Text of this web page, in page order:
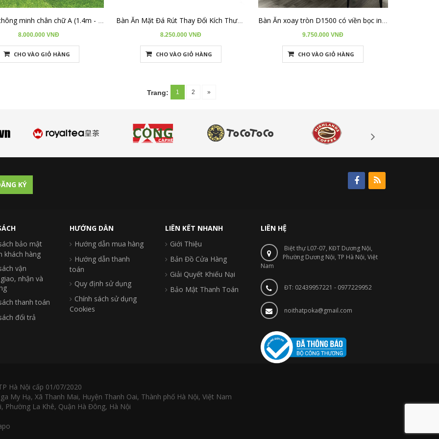
Bàn ăn thông minh chân chữ A (1.4m - 2m)BA-R1420-06
8.000.000 VNĐ
CHO VÀO GIỎ HÀNG
Bàn Ăn Mặt Đá Rút Thay Đổi Kích Thước Từ 1m4 đến 1m8 BA-R1418-05
8.250.000 VNĐ
CHO VÀO GIỎ HÀNG
Bàn Ăn xoay tròn D1500 có viền bọc inox BAD150-04
9.750.000 VNĐ
CHO VÀO GIỎ HÀNG
Trang: 1 2 »
KÝ
bảo mật
khách hàng
vận
nhận và
thanh toán
đổi trả
HƯỚNG DẪN
Hướng dẫn mua hàng
Hướng dẫn thanh
toán
Quy định sử dụng
Chính sách sử dụng
Cookies
LIÊN KẾT NHANH
Giới Thiệu
Bản Đồ Cửa Hàng
Giải Quyết Khiếu Nại
Bảo Mật Thanh Toán
LIÊN HỆ
Biệt thự L07-07, KĐT Dương Nội,
Phường Dương Nội, TP Hà Nội, Việt
Nam
ĐT: 02439957221 - 0977229952
noithatpoka@gmail.com
Hà Nội cấp 01/07/2020
My Hạ, Xã Thanh Mai, Huyện Thanh Oai, Thành phố Hà Nội, Việt Nam
La Khê, Quận Hà Đông, Hà Nội